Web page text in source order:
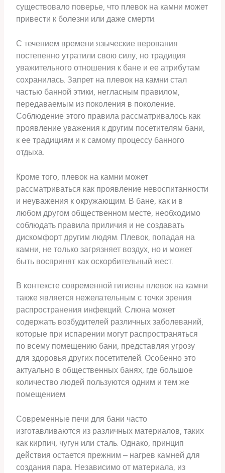
существовало поверье, что плевок на камни может
привести к болезни или даже смерти.
С течением времени языческие верования
постепенно утратили свою силу, но традиция
уважительного отношения к бане и ее атрибутам
сохранилась. Запрет на плевок на камни стал
частью банной этики, негласным правилом,
передаваемым из поколения в поколение.
Соблюдение этого правила рассматривалось как
проявление уважения к другим посетителям бани,
к ее традициям и к самому процессу банного
отдыха.
Кроме того, плевок на камни может
рассматриваться как проявление невоспитанности
и неуважения к окружающим. В бане, как и в
любом другом общественном месте, необходимо
соблюдать правила приличия и не создавать
дискомфорт другим людям. Плевок, попадая на
камни, не только загрязняет воздух, но и может
быть воспринят как оскорбительный жест.
В контексте современной гигиены плевок на камни
также является нежелательным с точки зрения
распространения инфекций. Слюна может
содержать возбудителей различных заболеваний,
которые при испарении могут распространяться
по всему помещению бани, представляя угрозу
для здоровья других посетителей. Особенно это
актуально в общественных банях, где большое
количество людей пользуются одним и тем же
помещением.
Современные печи для бани часто
изготавливаются из различных материалов, таких
как кирпич, чугун или сталь. Однако, принцип
действия остается прежним – нагрев камней для
создания пара. Независимо от материала, из